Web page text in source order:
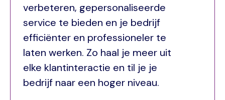
verbeteren, gepersonaliseerde
service te bieden en je bedrijf
efficiënter en professioneler te
laten werken. Zo haal je meer uit
elke klantinteractie en til je je
bedrijf naar een hoger niveau.